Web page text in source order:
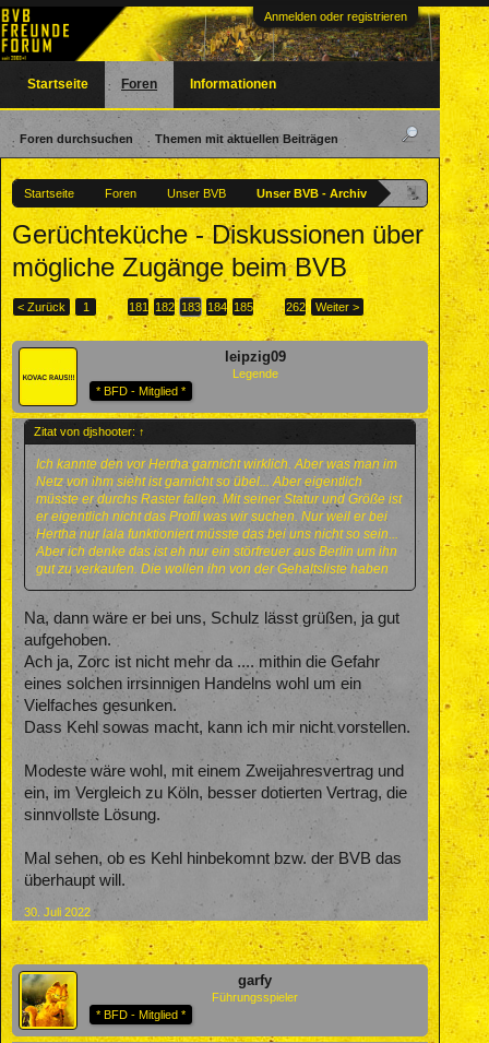
Anmelden oder registrieren
Startseite Foren Unser BVB Unser BVB - Archiv
Gerüchteküche - Diskussionen über
mögliche Zugänge beim BVB
< Zurück 1 ← 181 182 183 184 185 → 262 Weiter >
leipzig09
Legende
* BFD - Mitglied *
Zitat von djshooter: ↑
Ich kannte den vor Hertha garnicht wirklich. Aber was man im
Netz von ihm sieht ist garnicht so übel... Aber eigentlich
müsste er durchs Raster fallen. Mit seiner Statur und Größe ist
er eigentlich nicht das Profil was wir suchen. Nur weil er bei
Hertha nur lala funktioniert müsste das bei uns nicht so sein...
Aber ich denke das ist eh nur ein störfreuer aus Berlin um ihn
gut zu verkaufen. Die wollen ihn von der Gehaltsliste haben
Na, dann wäre er bei uns, Schulz lässt grüßen, ja gut
aufgehoben.
Ach ja, Zorc ist nicht mehr da .... mithin die Gefahr
eines solchen irrsinnigen Handelns wohl um ein
Vielfaches gesunken.
Dass Kehl sowas macht, kann ich mir nicht vorstellen.
Modeste wäre wohl, mit einem Zweijahresvertrag und
ein, im Vergleich zu Köln, besser dotierten Vertrag, die
sinnvollste Lösung.
Mal sehen, ob es Kehl hinbekomnt bzw. der BVB das
überhaupt will.
30. Juli 2022
garfy
Führungsspieler
* BFD - Mitglied *
Startseite Foren
Foren durchsuchen Themen mit aktuellen Beiträgen
Informationen